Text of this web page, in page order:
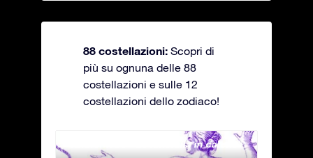
88 costellazioni: Scopri di
più su ognuna delle 88
costellazioni e sulle 12
costellazioni dello zodiaco!
Andromeda - La fanciulla in catene